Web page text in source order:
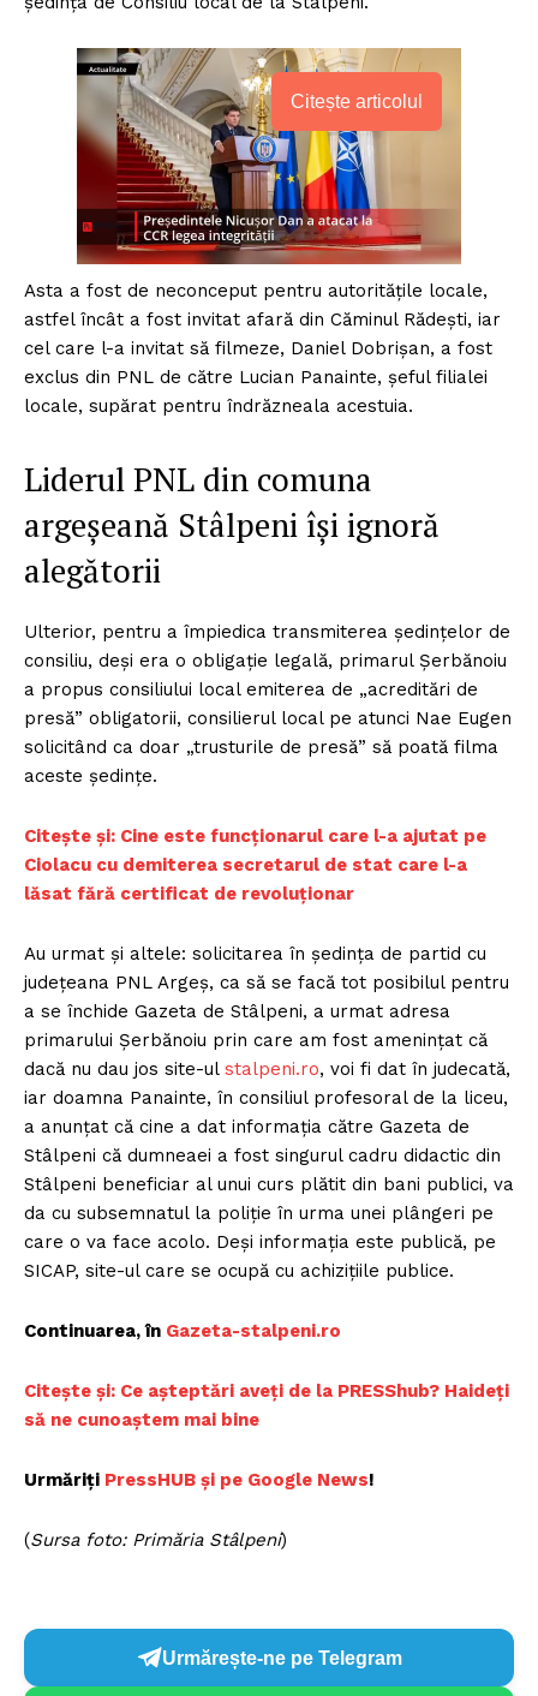
Citește articolul
Asta a fost de neconceput pentru autoritățile locale,
astfel încât a fost invitat afară din Căminul Rădești, iar
cel care l-a invitat să filmeze, Daniel Dobrișan, a fost
exclus din PNL de către Lucian Panainte, șeful filialei
locale, supărat pentru îndrăzneala acestuia.
Liderul PNL din comuna
argeșeană Stâlpeni își ignoră
alegătorii
Ulterior, pentru a împiedica transmiterea ședințelor de
consiliu, deși era o obligație legală, primarul Șerbănoiu
a propus consiliului local emiterea de „acreditări de
presă” obligatorii, consilierul local pe atunci Nae Eugen
solicitând ca doar „trusturile de presă” să poată filma
aceste ședințe.
Citește și: Cine este funcționarul care l-a ajutat pe
Ciolacu cu demiterea secretarul de stat care l-a
lăsat fără certificat de revoluționar
Au urmat și altele: solicitarea în ședința de partid cu
județeana PNL Argeș, ca să se facă tot posibilul pentru
a se închide Gazeta de Stâlpeni, a urmat adresa
primarului Șerbănoiu prin care am fost amenințat că
dacă nu dau jos site-ul stalpeni.ro, voi fi dat în judecată,
iar doamna Panainte, în consiliul profesoral de la liceu,
a anunțat că cine a dat informația către Gazeta de
Stâlpeni că dumneaei a fost singurul cadru didactic din
Stâlpeni beneficiar al unui curs plătit din bani publici, va
da cu subsemnatul la poliție în urma unei plângeri pe
care o va face acolo. Deși informația este publică, pe
SICAP, site-ul care se ocupă cu achizițiile publice.
Continuarea, în Gazeta-stalpeni.ro
Citește și: Ce așteptări aveți de la PRESShub? Haideți
să ne cunoaștem mai bine
Urmăriți PressHUB și pe Google News!
(Sursa foto: Primăria Stâlpeni)
Urmărește-ne pe Telegram